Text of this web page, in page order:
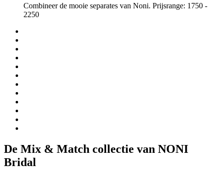
Combineer de mooie separates van Noni. Prijsrange: 1750 -
2250
De Mix & Match collectie van NONI
Bridal